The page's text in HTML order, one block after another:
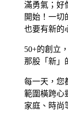
滿勇氣；好
開始！一切
也要有新的
50+的創立
那股「新」
每一天，您
範圍橫跨心
家庭、時尚